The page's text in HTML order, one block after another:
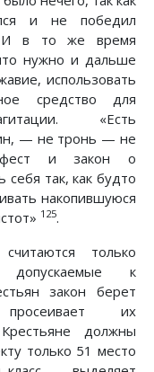
и не победил
И в то же время
нужно и дальше
использовать
средство для
«Есть
— не тронь — не
и закон о
себя так, как будто
накопившуюся
125.
только
к
закон берет
их
должны
только 51 место